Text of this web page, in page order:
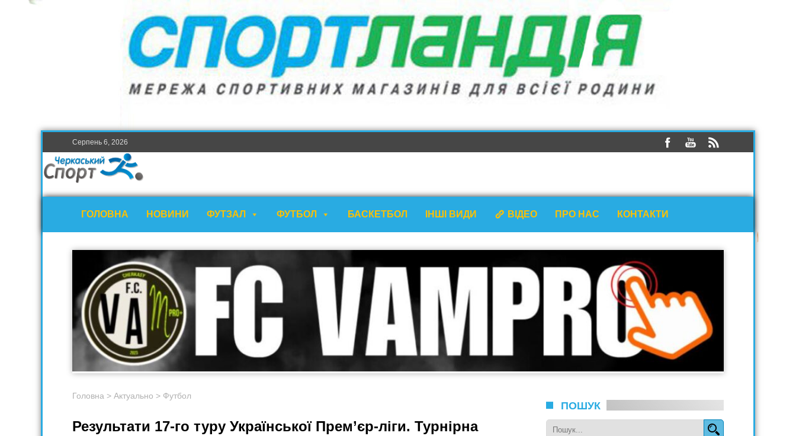
Серпень 6, 2026
ГОЛОВНА НОВИНИ ФУТЗАЛ ФУТБОЛ БАСКЕТБОЛ ІНШІ ВИДИ ВІДЕО ПРО НАС КОНТАКТИ
Головна > Актуально > Футбол
Результати 17-го туру Української Прем’єр-ліги. Турнірна
ПОШУК